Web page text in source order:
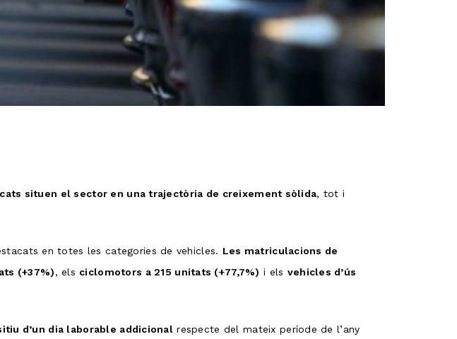
situen el sector en una trajectòria de creixement sòlida, tot i
en totes les categories de vehicles. Les matriculacions de
(+37%), els ciclomotors a 215 unitats (+77,7%) i els vehicles d’ús
d’un dia laborable addicional respecte del mateix període de l’any